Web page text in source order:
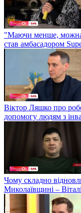
"Маючи менше, можна
став амбасадором
Віктор Ляшко про
допомогу людям з
Чому складно
Миколаївщині –